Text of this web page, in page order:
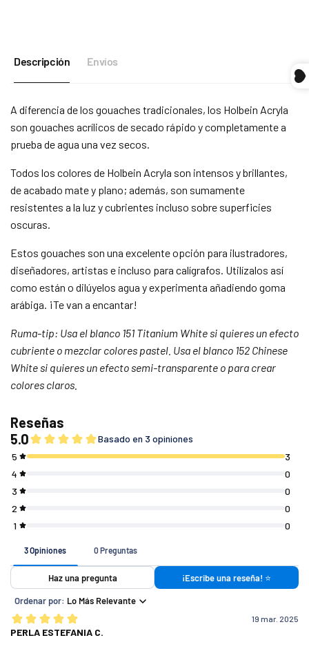
Descripción Envíos
A diferencia de los gouaches tradicionales, los Holbein Acryla
son gouaches acrílicos de secado rápido y completamente a
prueba de agua una vez secos.
Todos los colores de Holbein Acryla son intensos y brillantes,
de acabado mate y plano; además, son sumamente
resistentes a la luz y cubrientes incluso sobre superficies
oscuras.
Estos gouaches son una excelente opción para ilustradores,
diseñadores, artistas e incluso para calígrafos. Utilízalos así
como están o dilúyelos agua y experimenta añadiendo goma
arábiga. ¡Te van a encantar!
Ruma-tip: Usa el blanco 151 Titanium White si quieres un efecto
cubriente o mezclar colores pastel. Usa el blanco 152 Chinese
White si quieres un efecto semi-transparente o para crear
colores claros.
$ 7 5 0 - $ 1 4 4 9 $ 8 0
$ 1 4 5 0 (o más)
Compra ahora y paga a meses
Agrega tu producto al carrito yelige pagar
con Meses sin Tarjeta.
2 cantidad de meses
3 débito u otros medios.
Crédito sujeto a aprobación.